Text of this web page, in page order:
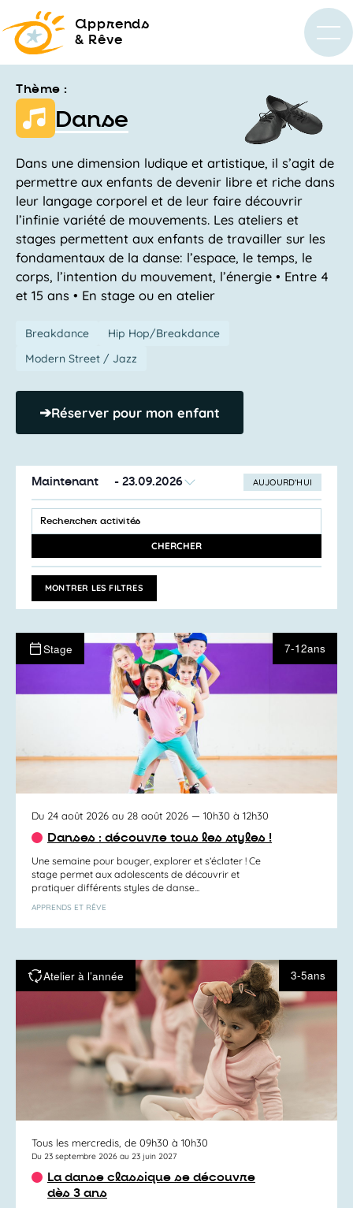
apprends
& Rêve
Thème :
Danse
Dans une dimension ludique et artistique, il s’agit de
permettre aux enfants de devenir libre et riche dans
leur langage corporel et de leur faire découvrir
l’infinie variété de mouvements. Les ateliers et
stages permettent aux enfants de travailler sur les
fondamentaux de la danse: l’espace, le temps, le
corps, l’intention du mouvement, l’énergie • Entre 4
et 15 ans • En stage ou en atelier
Breakdance
Hip Hop/Breakdance
Modern Street / Jazz
➔Réserver pour mon enfant
AUJOURD’HUI
Maintenant - 23.09.2026
LA
DATE
Recherche
et
de
vues
Activités
SAISIR
MOT-
ACTIVITÉS
MOT-
CLÉ.
CHERCHER
MONTRER LES FILTRES
Stage 7-12ans
Du 24 août 2026 au 28 août 2026 — 10h30 à 12h30
Danses : découvre tous les styles !
Une semaine pour bouger, explorer et s’éclater ! Ce
stage permet aux adolescents de découvrir et
pratiquer différents styles de danse...
APPRENDS ET RÊVE
Atelier à l’année 3-5ans
Tous les mercredis, de 09h30 à 10h30
Du 23 septembre 2026 au 23 juin 2027
La danse classique se découvre
dès 3 ans